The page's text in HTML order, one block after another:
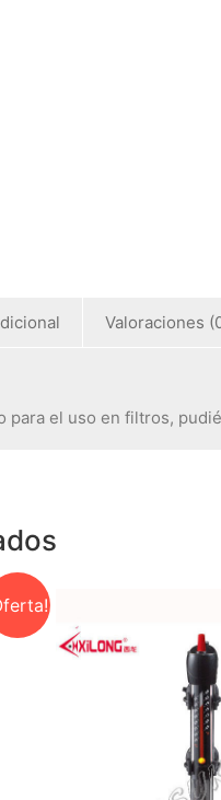
Valoraciones
para el uso en filtros,